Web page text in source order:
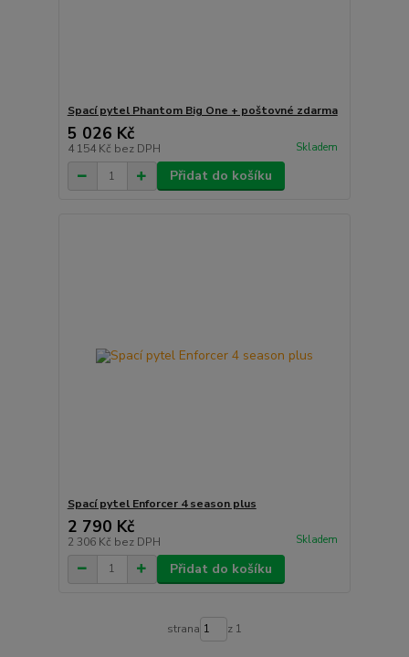
Spací pytel Phantom Big One + poštovné zdarma
5 026 Kč
4 154 Kč bez DPH Skladem
Přidat do košíku
Spací pytel Enforcer 4 season plus
2 790 Kč
2 306 Kč bez DPH Skladem
Přidat do košíku
strana z 1